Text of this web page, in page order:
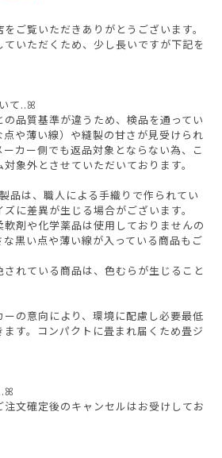
ご覧いただきありがとうございます。
いただくため、少し長いですが下記を
て..ꕤ
品質基準が違うため、検品を通ってい
や薄い線）や縫製の甘さが見受けられ
カー側でも返品対象とならない為、こ
象外とさせていただいております。
品は、職人による手織りで作られてい
に差異が生じる場合がございます。
剤や化学薬品は使用しておりませんの
黒い点や薄い線が入っている商品もご
れている商品は、色むらが生じること
の意向により、環境に配慮し必要最低
す。コンパクトに畳まれ届くため畳ジ
文確定後のキャンセルはお受けしてお